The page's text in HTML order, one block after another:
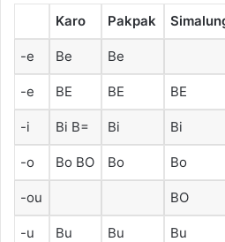
Karo Pakpak
-e Be Be
-e BE BE BE
-i Bi B= Bi Bi
-o Bo BO Bo Bo
-ou BO
-u Bu Bu Bu